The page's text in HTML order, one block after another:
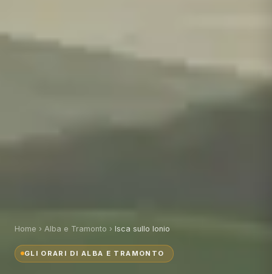
Home › Alba e Tramonto › Isca sullo Ionio
GLI ORARI DI ALBA E TRAMONTO